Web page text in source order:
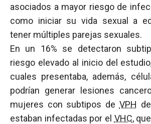
asociados a mayor riesgo de
como iniciar su vida sexual a
tener múltiples parejas sexuales.
En un 16% se detectaron
riesgo elevado al inicio del
cuales presentaba, además,
podrían generar lesiones
mujeres con subtipos de VPH
estaban infectadas por el VHC,